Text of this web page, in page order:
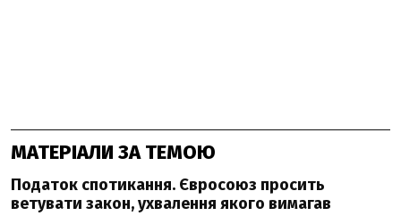
МАТЕРІАЛИ ЗА ТЕМОЮ
Податок спотикання. Євросоюз просить
ветувати закон, ухвалення якого вимагав